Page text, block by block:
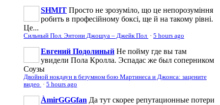
SHMIT Просто не зрозуміло, що це непорозуміння
робить в професійному боксі, ще й на такому рівні.
Це...
Сильный Пол. Энтони Джошуа – Джейк Пол · 5 hours ago
Евгений Подолиный Не пойму где вы там
увидели Пола Кролла. Эспадас же был соперником
Соузы
Двойной нокдаун в безумном бою Мартинеса и Джонса: зацените
видео · 5 hours ago
ÀmirGGGfan Да тут скорее репутационные потери